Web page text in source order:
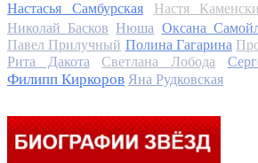
Настасья Самбурская
Настя
Николай Басков Нюша Оксана
Павел Прилучный Полина Гагарина
Рита Дакота
Светлана Лобода
Филипп Киркоров Яна Рудковская